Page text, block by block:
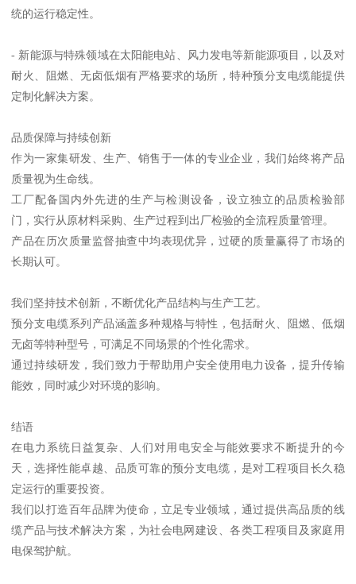
统的运行稳定性。
- 新能源与特殊领域在太阳能电站、风力发电等新能源项目，以及对
耐火、阻燃、无卤低烟有严格要求的场所，特种预分支电缆能提供
定制化解决方案。
品质保障与持续创新
作为一家集研发、生产、销售于一体的专业企业，我们始终将产品
质量视为生命线。
工厂配备国内外先进的生产与检测设备，设立独立的品质检验部
门，实行从原材料采购、生产过程到出厂检验的全流程质量管理。
产品在历次质量监督抽查中均表现优异，过硬的质量赢得了市场的
长期认可。
我们坚持技术创新，不断优化产品结构与生产工艺。
预分支电缆系列产品涵盖多种规格与特性，包括耐火、阻燃、低烟
无卤等特种型号，可满足不同场景的个性化需求。
通过持续研发，我们致力于帮助用户安全使用电力设备，提升传输
能效，同时减少对环境的影响。
结语
在电力系统日益复杂、人们对用电安全与能效要求不断提升的今
天，选择性能卓越、品质可靠的预分支电缆，是对工程项目长久稳
定运行的重要投资。
我们以打造百年品牌为使命，立足专业领域，通过提供高品质的线
缆产品与技术解决方案，为社会电网建设、各类工程项目及家庭用
电保驾护航。